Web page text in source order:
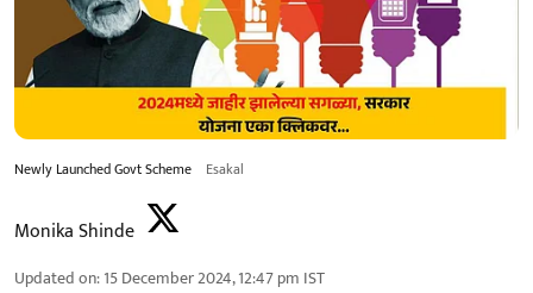
Newly Launched Govt Scheme Esakal
Monika Shinde
Updated on:15 December 2024, 12:47 pm IST